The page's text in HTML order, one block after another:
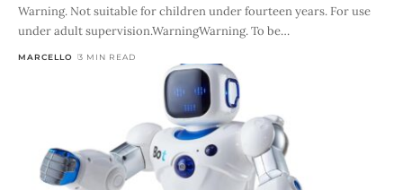
Warning. Not suitable for children under fourteen years. For use
under adult supervision.WarningWarning. To be…
MARCELLO 3 MIN READ